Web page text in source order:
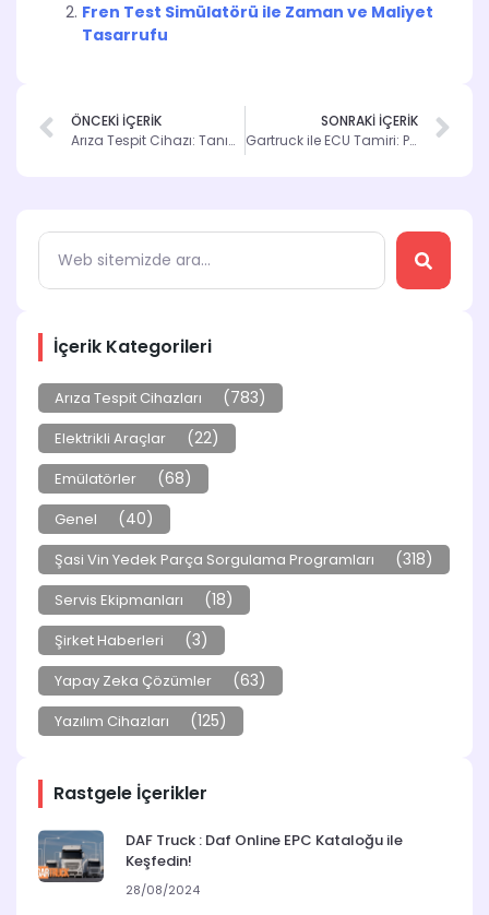
İçerik Kategorileri
Arıza Tespit Cihazları (783)
Elektrikli Araçlar (22)
Emülatörler (68)
Genel (40)
Şasi Vin Yedek Parça Sorgulama Programları (318)
Servis Ekipmanları (18)
Şirket Haberleri (3)
Yapay Zeka Çözümler (63)
Yazılım Cihazları (125)
Rastgele İçerikler
DAF Truck : Daf Online EPC Kataloğu ile
Keşfedin!
28/08/2024
Fren Test Simülatörü ile Zaman ve Maliyet
Tasarrufu
ÖNCEKİ İÇERİK
Arıza Tespit Cihazı: Tanım ve Tamir Süreci
SONRAKİ İÇERİK
Gartruck ile ECU Tamiri: Performansınızı Artırın